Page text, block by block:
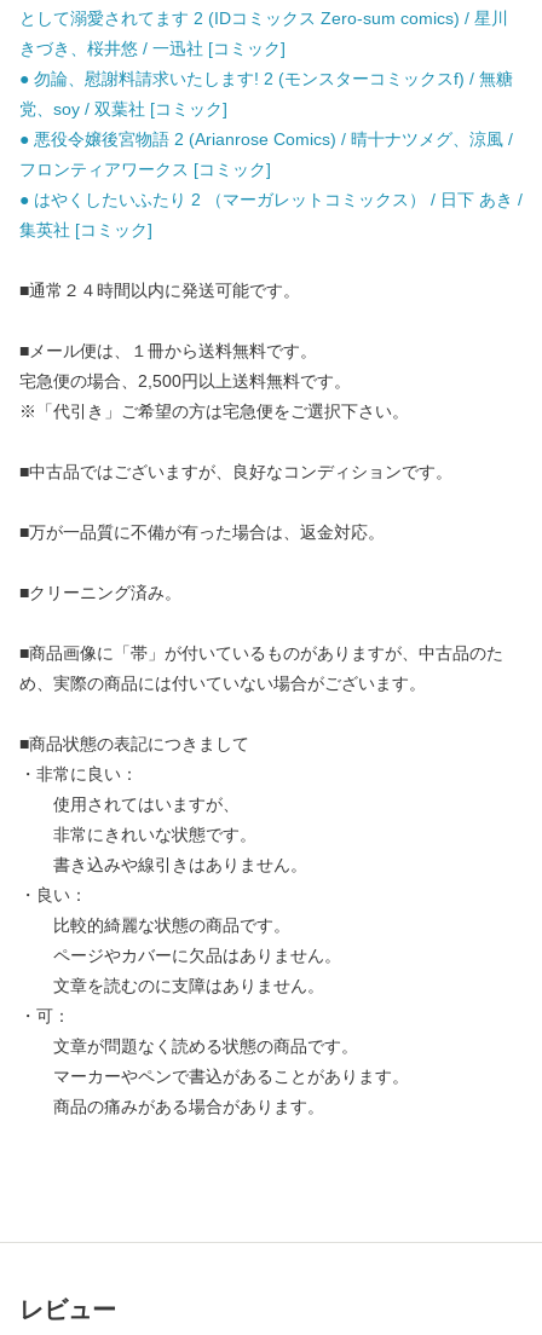
として溺愛されてます 2 (IDコミックス Zero-sum comics) / 星川
きづき、桜井悠 / 一迅社 [コミック]
● 勿論、慰謝料請求いたします! 2 (モンスターコミックスf) / 無糖
党、soy / 双葉社 [コミック]
● 悪役令嬢後宮物語 2 (Arianrose Comics) / 晴十ナツメグ、涼風 /
フロンティアワークス [コミック]
● はやくしたいふたり 2 （マーガレットコミックス） / 日下 あき /
集英社 [コミック]
■通常２４時間以内に発送可能です。
■メール便は、１冊から送料無料です。
宅急便の場合、2,500円以上送料無料です。
※「代引き」ご希望の方は宅急便をご選択下さい。
■中古品ではございますが、良好なコンディションです。
■万が一品質に不備が有った場合は、返金対応。
■クリーニング済み。
■商品画像に「帯」が付いているものがありますが、中古品のた
め、実際の商品には付いていない場合がございます。
■商品状態の表記につきまして
・非常に良い：
使用されてはいますが、
非常にきれいな状態です。
書き込みや線引きはありません。
・良い：
比較的綺麗な状態の商品です。
ページやカバーに欠品はありません。
文章を読むのに支障はありません。
・可：
文章が問題なく読める状態の商品です。
マーカーやペンで書込があることがあります。
商品の痛みがある場合があります。
レビュー